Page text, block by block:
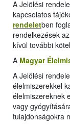
A Jelölési
kapcsolatos
rendeletben
rendelkezések
kívül további
A Magyar
A Jelölési
élelmiszerekkel
élelmiszereknek
vagy
tulajdonságokra